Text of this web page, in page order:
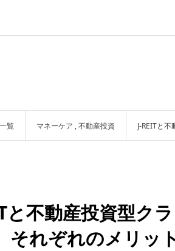
覧 マネーケア ,不動産投資 J-REITと
と不動産投資型ク
れぞれのメリッ